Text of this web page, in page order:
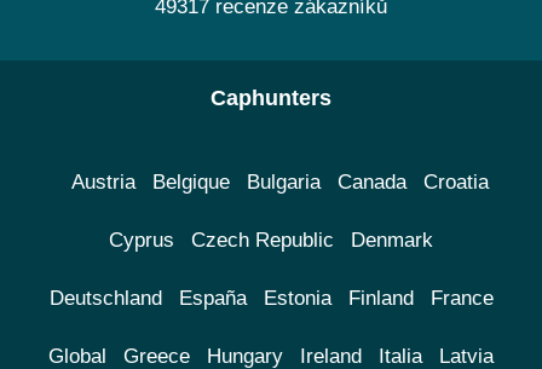
49317 recenze zákazníků
Caphunters
Austria Belgique Bulgaria Canada Croatia
Cyprus Czech Republic Denmark
Deutschland España Estonia Finland France
Global Greece Hungary Ireland Italia Latvia